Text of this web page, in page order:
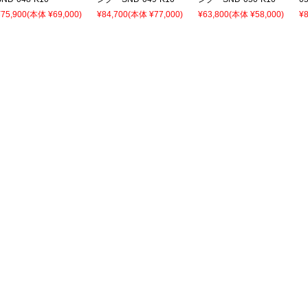
(本体 ¥69,000)
¥84,700(本体 ¥77,000)
¥63,800(本体 ¥58,000)